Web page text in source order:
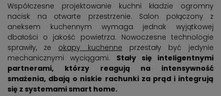
Współczesne projektowanie kuchni kładzie ogromny
nacisk na otwarte przestrzenie. Salon połączony z
aneksem kuchennym wymaga jednak wyjątkowej
dbałości o jakość powietrza. Nowoczesne technologie
sprawiły, że okapy kuchenne przestały być jedynie
mechanicznymi wyciągami. Stały się inteligentnymi
partnerami, którzy reagują na intensywność
smażenia, dbają o niskie rachunki za prąd i integrują
się z systemami smart home.